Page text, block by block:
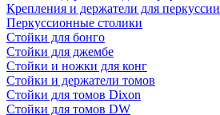
Крепления и держатели для перкуссии
Перкуссионные столики
Стойки для бонго
Стойки для джембе
Стойки и ножки для конг
Стойки и держатели томов
Стойки для томов Dixon
Стойки для томов DW